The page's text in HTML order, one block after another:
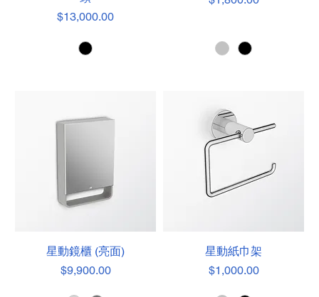
價格
$13,000.00
星動鏡櫃 (亮面)
價格
$9,900.00
星動紙巾架
價格
$1,000.00